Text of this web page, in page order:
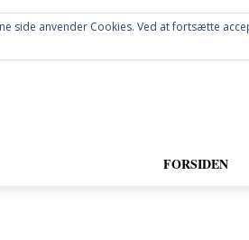
FORSIDEN
side anvender Cookies. Ved at fortsætte